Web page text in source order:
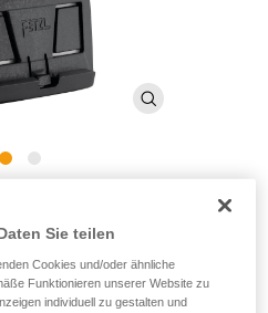
zum Anbringen
Helm
Sie teilen
Cookies und/oder ähnliche
Funktionieren unserer Website zu
individuell zu gestalten und